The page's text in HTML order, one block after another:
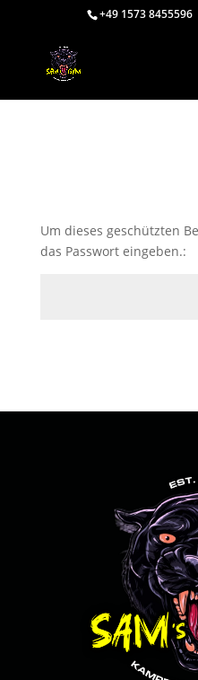
+49 1573 8455596
Um dieses geschützten
das Passwort eingeben.: